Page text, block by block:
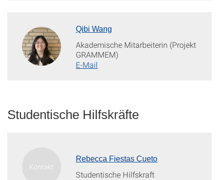
Qibi Wang
Akademische Mitarbeiterin (Projekt
GRAMMEM)
E-Mail
Studentische Hilfskräfte
Rebecca Fiestas Cueto
Studentische Hilfskraft